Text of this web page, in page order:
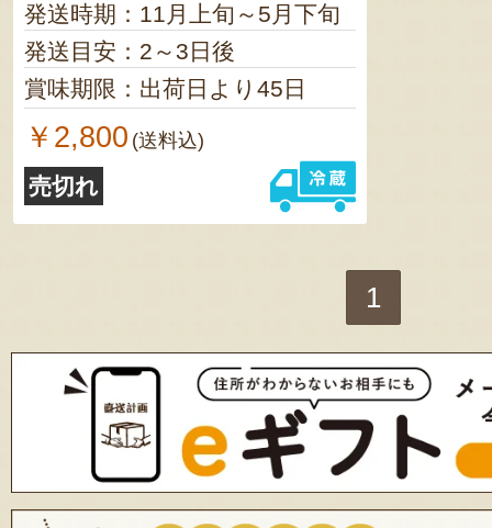
発送時期：11月上旬～5月下旬
発送目安：2～3日後
賞味期限：出荷日より45日
￥2,800 (送料込)
売切れ
1